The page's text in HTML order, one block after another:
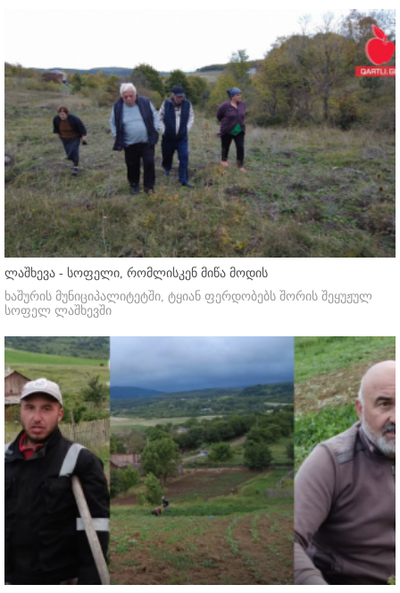
ლაშხევა - სოფელი, რომლისკენ მიწა მოდის
ხაშურის მუნიციპალიტეტში, ტყიან ფერდობებს შორის შეყუჟულ
სოფელ ლაშხევში